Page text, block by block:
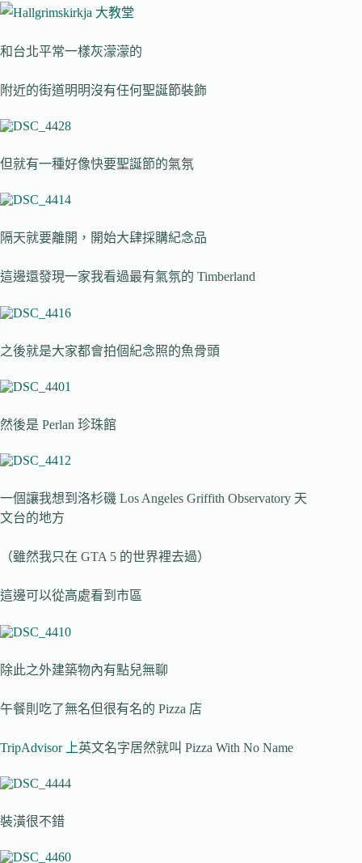
和台北平常一樣灰濛濛的
附近的街道明明沒有任何聖誕節裝飾
但就有一種好像快要聖誕節的氣氛
隔天就要離開，開始大肆採購紀念品
這邊還發現一家我看過最有氣氛的 Timberland
之後就是大家都會拍個紀念照的魚骨頭
然後是 Perlan 珍珠館
一個讓我想到洛杉磯 Los Angeles Griffith Observatory 天
文台的地方
（雖然我只在 GTA 5 的世界裡去過）
這邊可以從高處看到市區
除此之外建築物內有點兒無聊
午餐則吃了無名但很有名的 Pizza 店
TripAdvisor 上英文名字居然就叫 Pizza With No Name
裝潢很不錯